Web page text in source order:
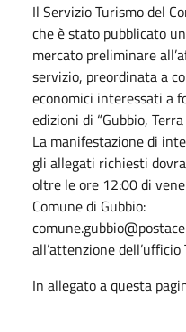
Il Servizio Turismo del
che è stato pubblicato
mercato preliminare
servizio, preordinata a
economici interessati a
edizioni di “Gubbio,
La manifestazione di
gli allegati richiesti
oltre le ore 12:00 di
Comune di Gubbio:
all’attenzione
In allegato a questa